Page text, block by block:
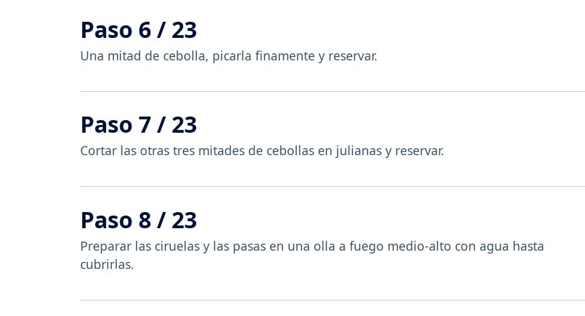
Paso 6 / 23
Una mitad de cebolla, picarla finamente y reservar.
Paso 7 / 23
Cortar las otras tres mitades de cebollas en julianas y reservar.
Paso 8 / 23
Preparar las ciruelas y las pasas en una olla a fuego medio-alto con agua hasta
cubrirlas.